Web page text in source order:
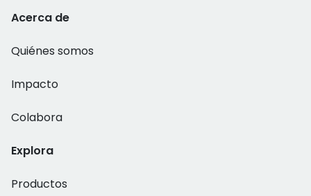
Acerca de
Quiénes somos
Impacto
Colabora
Explora
Productos